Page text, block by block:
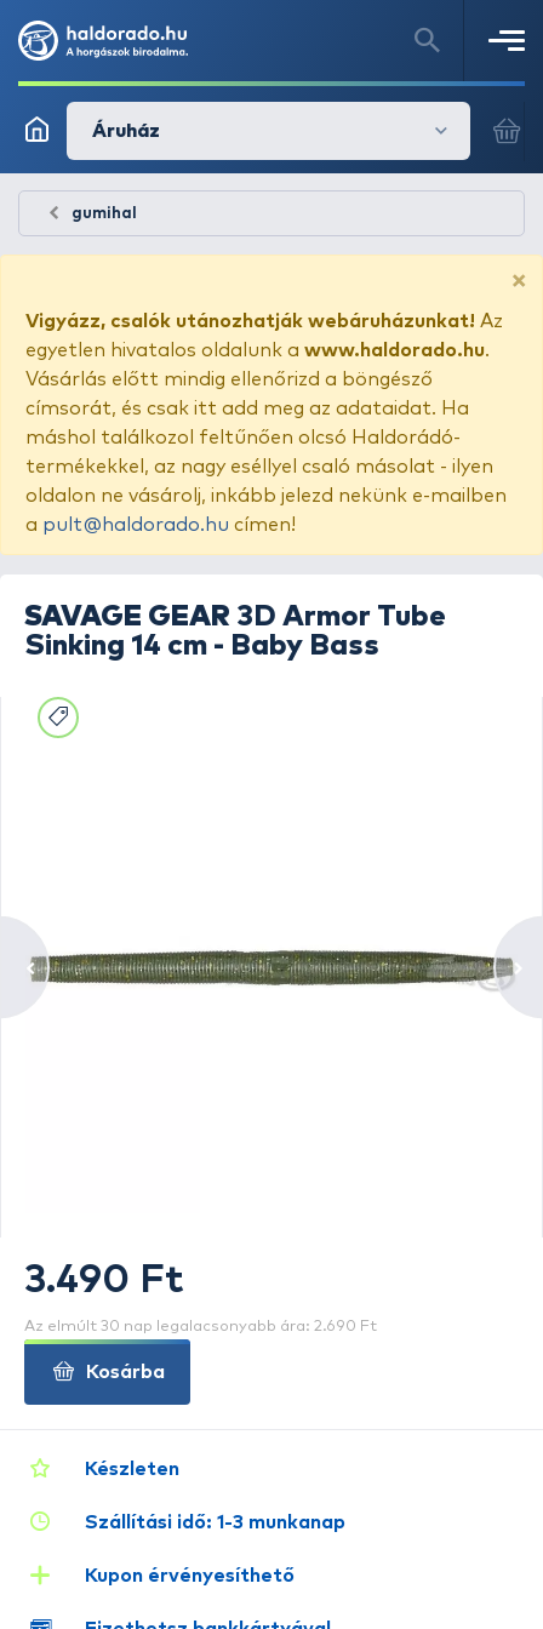
Áruház
gumihal
×
Vigyázz, csalók utánozhatják webáruházunkat! Az
egyetlen hivatalos oldalunk a www.haldorado.hu.
Vásárlás előtt mindig ellenőrizd a böngésző
címsorát, és csak itt add meg az adataidat. Ha
máshol találkozol feltűnően olcsó Haldorádó-
termékekkel, az nagy eséllyel csaló másolat - ilyen
oldalon ne vásárolj, inkább jelezd nekünk e-mailben
a pult@haldorado.hu címen!
SAVAGE GEAR 3D Armor Tube
Sinking 14 cm - Baby Bass
Készleten
Szállítási idő: 1-3 munkanap
Kupon érvényesíthető
3.490 Ft
Az elmúlt 30 nap legalacsonyabb ára: 2.690 Ft
Kosárba